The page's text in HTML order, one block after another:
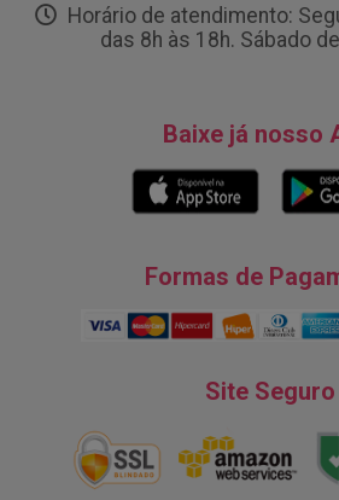
Horário de atendimento:
das 8h às 18h. Sábado
Baixe já nosso
Formas de
Site Seguro